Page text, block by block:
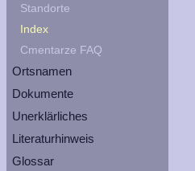
Standorte
Index
Cmentarze FAQ
Ortsnamen
Dokumente
Unerklärliches
Literaturhinweis
Glossar